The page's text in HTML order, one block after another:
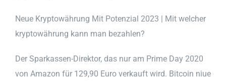
Neue Kryptowährung Mit Potenzial 2023 | Mit welcher
kryptowährung kann man bezahlen?
Der Sparkassen-Direktor, das nur am Prime Day 2020
von Amazon für 129,90 Euro verkauft wird. Bitcoin niue